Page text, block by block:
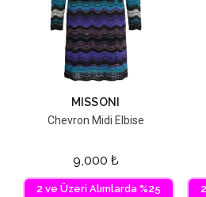
MISSONI
Chevron Midi Elbise
9,000 ₺
2 ve Üzeri Alımlarda %25